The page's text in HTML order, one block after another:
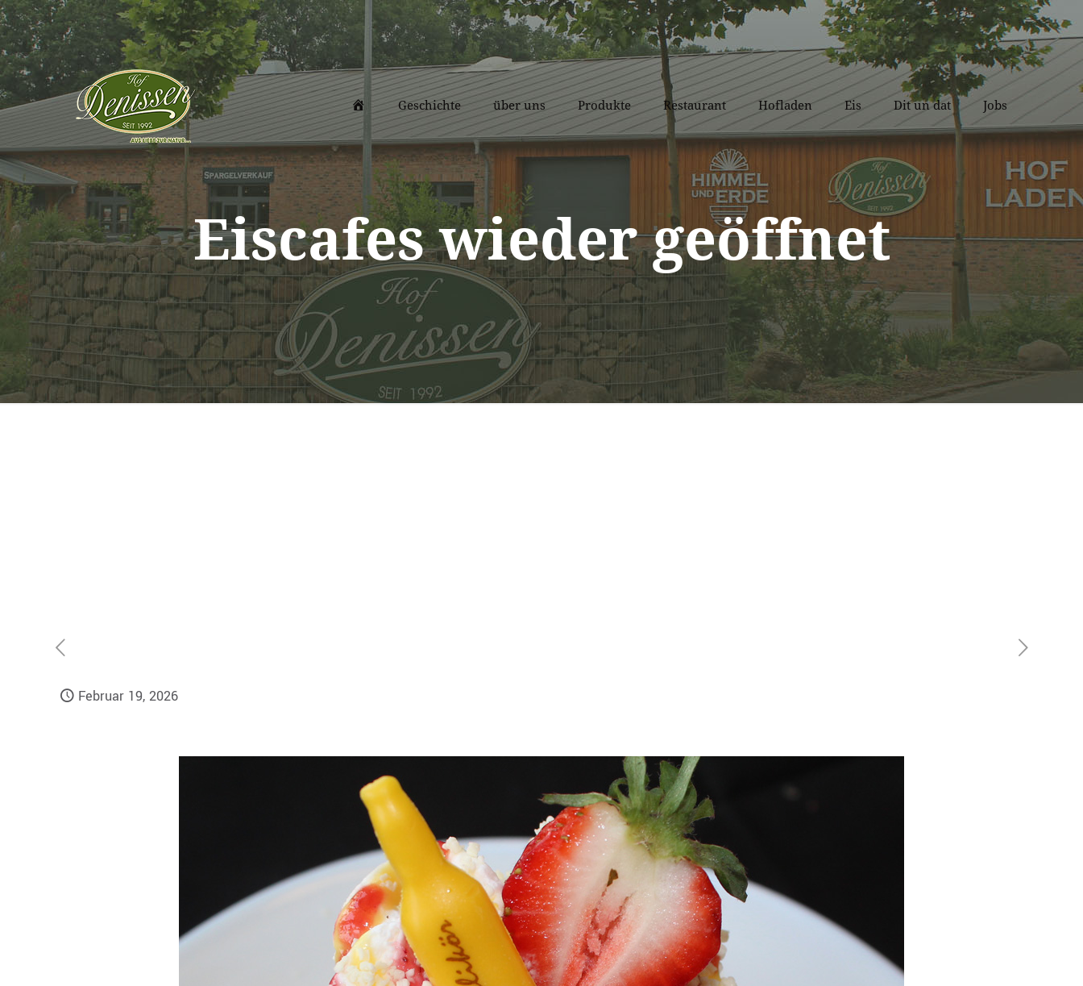
nachhaltige Landwirtschaft
Geschichte über uns Produkte Restaurant Hofladen Eis Dit un dat Jobs
Eiscafes wieder geöffnet
Februar 19, 2026